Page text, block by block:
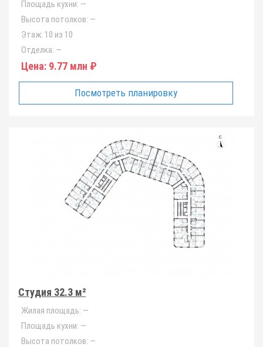
Площадь кухни: —
Высота потолков: —
Этаж: 10 из 10
Отделка: —
Цена: 9.77 млн ₽
Посмотреть планировку
Студия 32.3 м²
Жилая площадь: —
Площадь кухни: —
Высота потолков: —